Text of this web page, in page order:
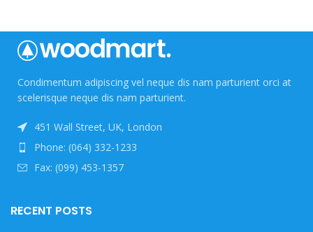
Condimentum adipiscing vel neque dis nam parturient orci at
scelerisque neque dis nam parturient.
451 Wall Street, UK, London
Phone: (064) 332-1233
Fax: (099) 453-1357
RECENT POSTS